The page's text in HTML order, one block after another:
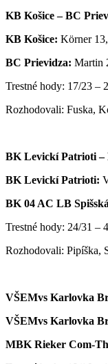
KB Košice – BC
KB Košice: Körner
BC Prievidza: Martin
Trestné hody: 17/23 –
Rozhodovali: Fuska,
BK Levickí Patrioti –
BK Levickí Patrioti:
BK 04 AC LB
Trestné hody: 24/31 –
Rozhodovali: Pipíška,
VŠEMvs Karlovka
VŠEMvs Karlovka
MBK Rieker Com-